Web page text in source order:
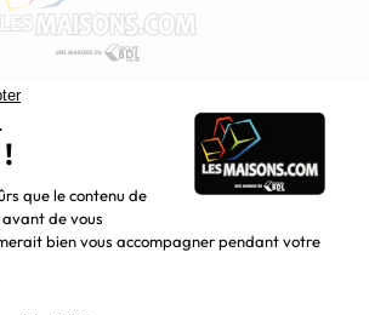
individuelles, Maisons.com est une
leader de la construction dans le
nord de la France.
Liens utiles